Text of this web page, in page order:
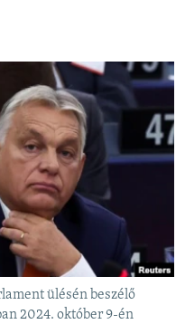
ülésén beszélő
2024. október 9-én